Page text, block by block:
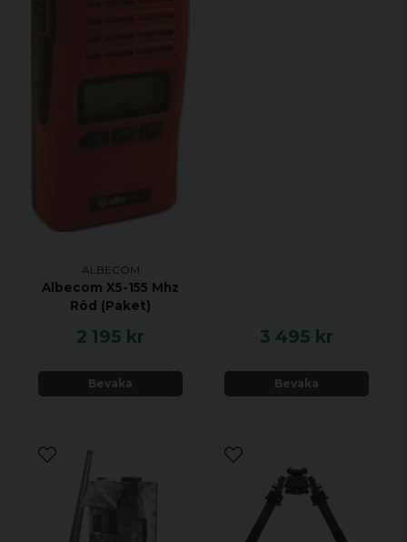
ALBECOM
Albecom X5-155 Mhz
Röd (Paket)
2 195 kr
Bevaka
3 495 kr
Bevaka